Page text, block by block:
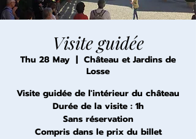
Visite guidée
Thu 28 May
  |
Château et Jardins de
Losse
Visite guidée de l'intérieur du château
Durée de la visite : 1h
Sans réservation
Compris dans le prix du billet